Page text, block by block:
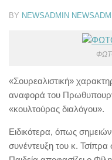
BY NEWSADMIN
«Σουρεαλιστική»
αναφορά του
«κουλτούρας διαλόγου».
Ειδικότερα, όπως
συνέντευξη του κ. Τσίπρα